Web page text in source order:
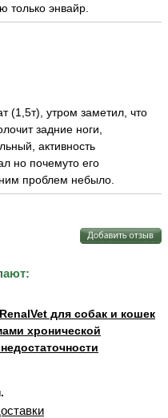
только энвайр.
(1,5т), утром заметил, что
задние ноги,
активность
но почемуто его
проблем небыло.
для собак и кошек
хронической